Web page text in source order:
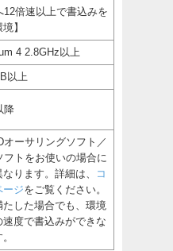
12倍速以上で書込みを
】
4 2.8GHz以上
以上
降
ーサリングソフト／
フトをお使いの場合に
ります。詳細は、
コ
ージをご覧ください。
した場合でも、環境
度で書込みができな